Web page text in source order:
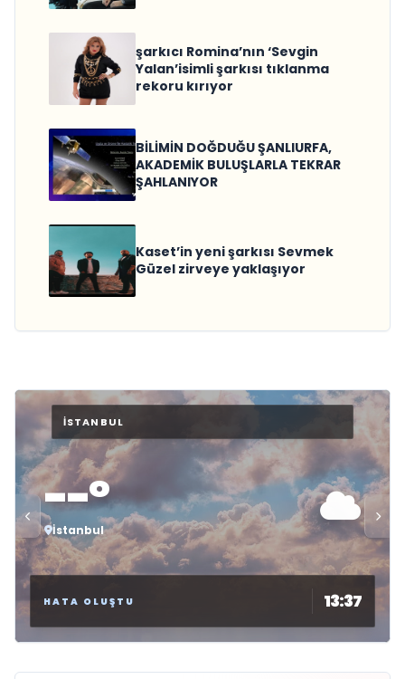
şarkıcı Romina’nın ‘Sevgin
Yalan’isimli şarkısı tıklanma
rekoru kırıyor
BİLİMİN DOĞDUĞU ŞANLIURFA,
AKADEMİK BULUŞLARLA TEKRAR
ŞAHLANIYOR
Kaset’in yeni şarkısı Sevmek
Güzel zirveye yaklaşıyor
--°
İstanbul
HATA OLUŞTU 13:37